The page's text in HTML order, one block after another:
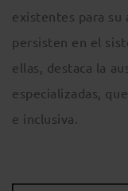
existentes para su
persisten en el
ellas, destaca la
especializadas,
e inclusiva.